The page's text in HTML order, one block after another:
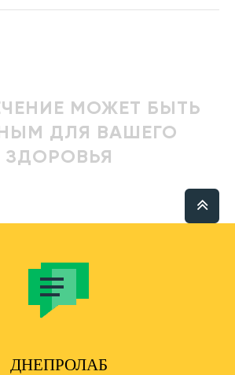
МОЖЕТ БЫТЬ
ДЛЯ ВАШЕГО
ЗДОРОВЬЯ
ДНЕПРОЛАБ